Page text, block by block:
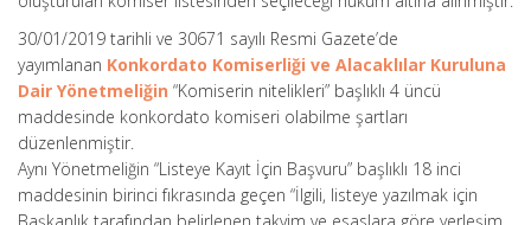
30/01/2019 tarihli ve 30671 sayılı Resmi Gazete’de
yayımlanan Konkordato Komiserliği ve Alacaklılar Kuruluna
Dair Yönetmeliğin “Komiserin nitelikleri” başlıklı 4 üncü
maddesinde konkordato komiseri olabilme şartları
düzenlenmiştir.
Aynı Yönetmeliğin “Listeye Kayıt İçin Başvuru” başlıklı 18 inci
maddesinin birinci fıkrasında geçen “İlgili, listeye yazılmak için